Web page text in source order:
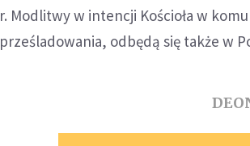
r. Modlitwy w intencji Kościoła w
prześladowania, odbędą się także w